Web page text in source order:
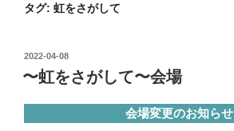
タグ: 虹をさがして
投
2022-04-08
〜虹をさがして〜会場
会場変更のお知らせ